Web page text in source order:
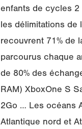
enfants de cycles
les délimitations de
recouvrent 71% de
parcourus chaque
de 80% des
RAM) XboxOne S
2Go … Les océans
Atlantique nord et